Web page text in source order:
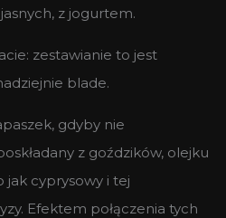
z jogurtem.
zestawianie to jest
blade.
gdyby nie
z goździków, olejku
cyprysowy i tej
Efektem połączenia tych